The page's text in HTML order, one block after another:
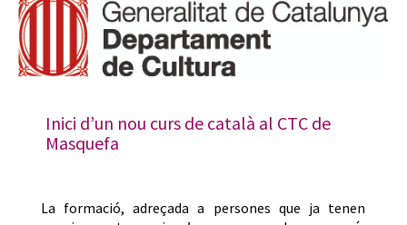
Inici d’un nou curs de català al CTC de
Masquefa
La formació, adreçada a persones que ja tenen